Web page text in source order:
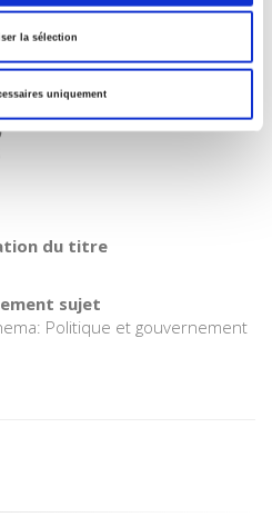
la sélection
uniquement
du titre
sujet
Politique et gouvernement